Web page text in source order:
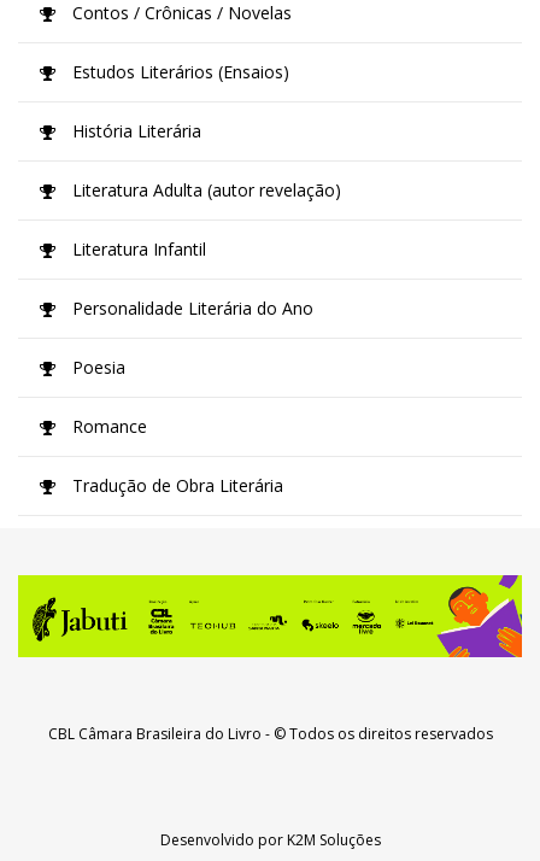
Contos / Crônicas / Novelas
Estudos Literários (Ensaios)
História Literária
Literatura Adulta (autor revelação)
Literatura Infantil
Personalidade Literária do Ano
Poesia
Romance
Tradução de Obra Literária
CBL Câmara Brasileira do Livro - © Todos os direitos reservados
Desenvolvido porK2M Soluções